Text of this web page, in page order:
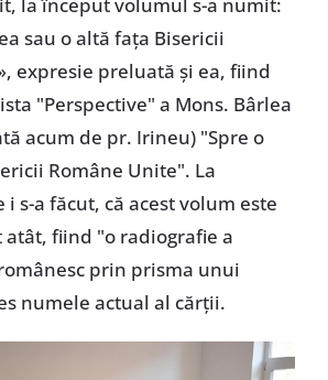
sau o altă fața Bisericii
expresie preluată și ea, fiind
"Perspective" a Mons. Bârlea
acum de pr. Irineu) "Spre o
Române Unite". La
i s-a făcut, că acest volum este
fiind "o radiografie a
prin prisma unui
numele actual al cărții.